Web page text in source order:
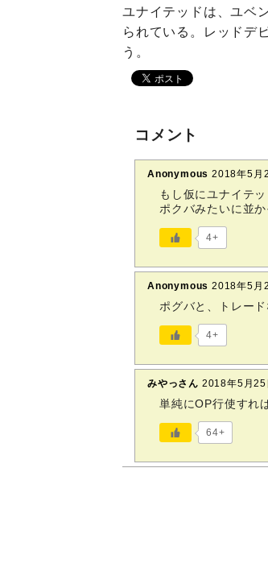
ユナイテッドは、ユベ
られている。レッドデ
う。
コメント
Anonymous 2018年5月
もし仮にユナイテ
ポクバみたいに並
4+
Anonymous 2018年5月
ポグバと、トレード
4+
みやっさん 2018年5月
単純にOP行使すれ
64+